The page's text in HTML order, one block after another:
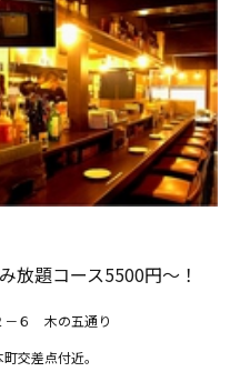
放題コース5500円～！
－６ 木の五通り
交差点付近。